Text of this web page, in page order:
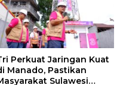
Perkuat Jaringan Kuat
Manado, Pastikan
Sulawesi